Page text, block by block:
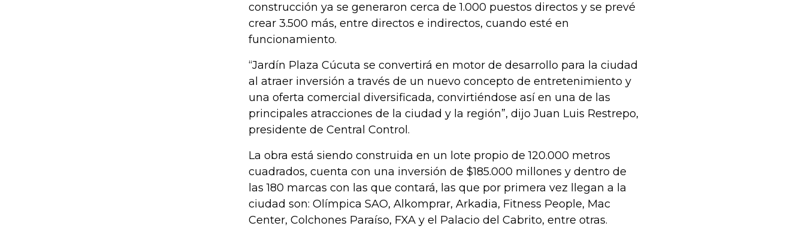
construcción ya se generaron cerca de 1.000 puestos directos y se prevé
crear 3.500 más, entre directos e indirectos, cuando esté en
funcionamiento.
“Jardín Plaza Cúcuta se convertirá en motor de desarrollo para la ciudad
al atraer inversión a través de un nuevo concepto de entretenimiento y
una oferta comercial diversificada, convirtiéndose así en una de las
principales atracciones de la ciudad y la región”, dijo Juan Luis Restrepo,
presidente de Central Control.
La obra está siendo construida en un lote propio de 120.000 metros
cuadrados, cuenta con una inversión de $185.000 millones y dentro de
las 180 marcas con las que contará, las que por primera vez llegan a la
ciudad son: Olímpica SAO, Alkomprar, Arkadia, Fitness People, Mac
Center, Colchones Paraíso, FXA y el Palacio del Cabrito, entre otras.